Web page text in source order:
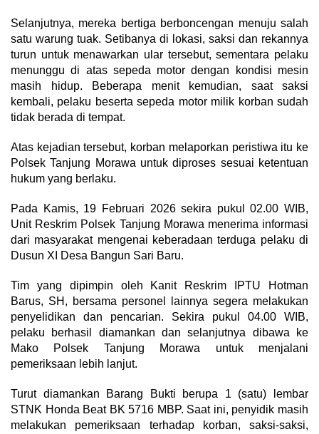
Selanjutnya, mereka bertiga berboncengan menuju salah
satu warung tuak. Setibanya di lokasi, saksi dan rekannya
turun untuk menawarkan ular tersebut, sementara pelaku
menunggu di atas sepeda motor dengan kondisi mesin
masih hidup. Beberapa menit kemudian, saat saksi
kembali, pelaku beserta sepeda motor milik korban sudah
tidak berada di tempat.
Atas kejadian tersebut, korban melaporkan peristiwa itu ke
Polsek Tanjung Morawa untuk diproses sesuai ketentuan
hukum yang berlaku.
Pada Kamis, 19 Februari 2026 sekira pukul 02.00 WIB,
Unit Reskrim Polsek Tanjung Morawa menerima informasi
dari masyarakat mengenai keberadaan terduga pelaku di
Dusun XI Desa Bangun Sari Baru.
Tim yang dipimpin oleh Kanit Reskrim IPTU Hotman
Barus, SH, bersama personel lainnya segera melakukan
penyelidikan dan pencarian. Sekira pukul 04.00 WIB,
pelaku berhasil diamankan dan selanjutnya dibawa ke
Mako Polsek Tanjung Morawa untuk menjalani
pemeriksaan lebih lanjut.
Turut diamankan Barang Bukti berupa 1 (satu) lembar
STNK Honda Beat BK 5716 MBP. Saat ini, penyidik masih
melakukan pemeriksaan terhadap korban, saksi-saksi,